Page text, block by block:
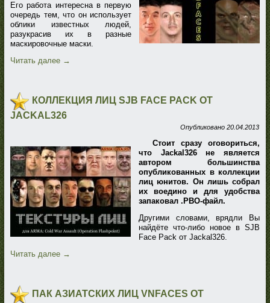
Его работа интересна в первую
очередь тем, что он использует
облики известных людей,
разукрасив их в разные
маскировочные маски.
Читать далее →
КОЛЛЕКЦИЯ ЛИЦ SJB FACE PACK ОТ
JACKAL326
Опубликовано 20.04.2013
Стоит сразу оговориться,
что Jackal326 не является
автором большинства
опубликованных в коллекции
лиц юнитов. Он лишь собрал
их воедино и для удобства
запаковал .PBO-файл.
Другими словами, врядли Вы
найдёте что-либо новое в SJB
Face Pack от Jackal326.
Читать далее →
ПАК АЗИАТСКИХ ЛИЦ VNFACES ОТ